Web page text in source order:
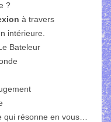
?
à travers
intérieure.
Bateleur
qui résonne en vous…